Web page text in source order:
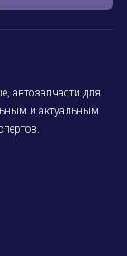
автозапчасти для
и актуальным